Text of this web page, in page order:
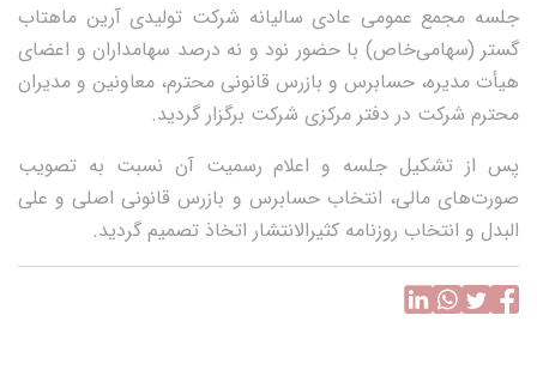
جلسه مجمع عمومی عادی سالیانه شرکت تولیدی آرین ماه‎تاب
گستر (سهامی‌خاص) با حضور نود و نه درصد سهامداران و اعضای
هیأت مدیره، حسابرس و بازرس قانونی محترم، معاونین و مدیران
محترم شرکت در دفتر مرکزی شرکت برگزار گردید.
پس از تشکیل جلسه و اعلام رسمیت آن نسبت به تصویب
صورت‎‌های مالی، انتخاب حسابرس و بازرس قانونی اصلی و علی
البدل و انتخاب روزنامه کثیرالانتشار اتخاذ تصمیم گردید.